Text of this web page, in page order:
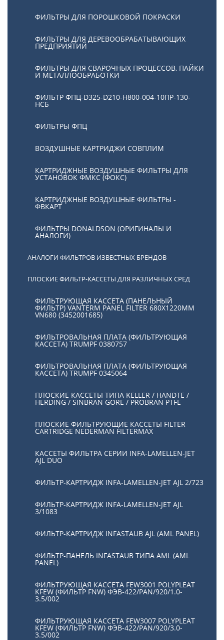
ФИЛЬТРЫ ДЛЯ ПОРОШКОВОЙ ПОКРАСКИ
ФИЛЬТРЫ ДЛЯ ДЕРЕВООБРАБАТЫВАЮЩИХ
ПРЕДПРИЯТИЙ
ФИЛЬТРЫ ДЛЯ СВАРОЧНЫХ ПРОЦЕССОВ, ПАЙКИ
И МЕТАЛЛООБРАБОТКИ
ФИЛЬТР ФПЦ-D325-D210-H800-004-10ПР-130-
НСБ
ФИЛЬТРЫ ФПЦ
ВОЗДУШНЫЕ КАРТРИДЖИ СОВПЛИМ
КАРТРИДЖНЫЕ ВОЗДУШНЫЕ ФИЛЬТРЫ ДЛЯ
УСТАНОВОК ФМКС (ФОКС)
КАРТРИДЖНЫЕ ВОЗДУШНЫЕ ФИЛЬТРЫ -
ФВКАРТ
ФИЛЬТРЫ DONALDSON (ОРИГИНАЛЫ И
АНАЛОГИ)
АНАЛОГИ ФИЛЬТРОВ ИЗВЕСТНЫХ БРЕНДОВ
ПЛОСКИЕ ФИЛЬТР-КАССЕТЫ ДЛЯ РАЗЛИЧНЫХ СРЕД
ФИЛЬТРУЮЩАЯ КАССЕТА (ПАНЕЛЬНЫЙ
ФИЛЬТР) VANTERM PANEL FILTER 680X1220MM
VN680 (3452001685)
ФИЛЬТРОВАЛЬНАЯ ПЛАТА (ФИЛЬТРУЮЩАЯ
КАССЕТА) TRUMPF 0380757
ФИЛЬТРОВАЛЬНАЯ ПЛАТА (ФИЛЬТРУЮЩАЯ
КАССЕТА) TRUMPF 0345064
ПЛОСКИЕ КАССЕТЫ ТИПА KELLER / HANDTE /
HERDING / SINBRAN GORE / PROBRAN PTFE
ПЛОСКИЕ ФИЛЬТРУЮЩИЕ КАССЕТЫ FILTER
CARTRIDGE NEDERMAN FILTERMAX
КАССЕТЫ ФИЛЬТРА СЕРИИ INFA-LAMELLEN-JET
AJL DUO
ФИЛЬТР-КАРТРИДЖ INFA-LAMELLEN-JET AJL 2/723
ФИЛЬТР-КАРТРИДЖ INFA-LAMELLEN-JET AJL
3/1083
ФИЛЬТР-КАРТРИДЖ INFASTAUB AJL (AML PANEL)
ФИЛЬТР-ПАНЕЛЬ INFASTAUB ТИПА AML (AML
PANEL)
ФИЛЬТРУЮЩАЯ КАССЕТА FEW3001 POLYPLEAT
KFEW (ФИЛЬТР FNW) ФЭВ-422/PAN/920/1.0-
3.5/002
ФИЛЬТРУЮЩАЯ КАССЕТА FEW3007 POLYPLEAT
KFEW (ФИЛЬТР FNW) ФЭВ-422/PAN/920/3.0-
3.5/002